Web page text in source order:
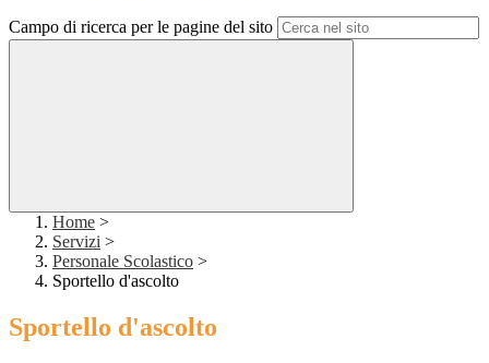
Campo di ricerca per le pagine del sito
Home >
Servizi >
Personale Scolastico >
Sportello d'ascolto
Sportello d'ascolto